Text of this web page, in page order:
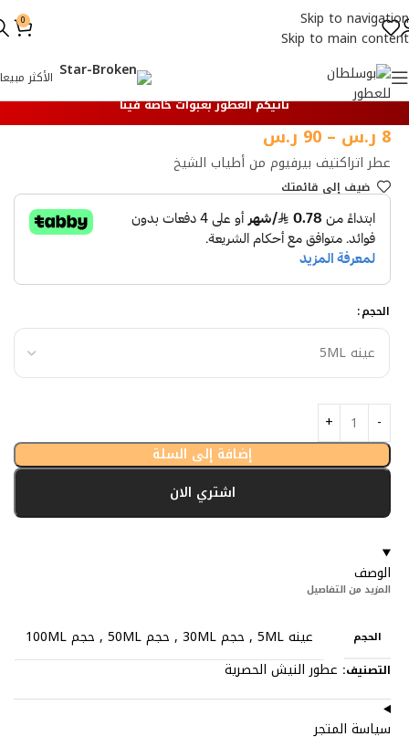
Skip to navigation
Skip to main content
0
الأكثر مبيعا
تأتيكم العطور بعبوات خاصة فينا
عطر اتراكتيف بيرفيوم من أطياب الشيخ
8 ر.س –
90 ر.س
ضيف إلي قائمتك
الحجم
إضافة إلى السلة
اشتري الان
الوصف
المزيد من التفاصيل
الحجم عينه 5ML , حجم 30ML , حجم 50ML , حجم 100ML
التصنيف: عطور النيش الحصرية
سياسة المتجر